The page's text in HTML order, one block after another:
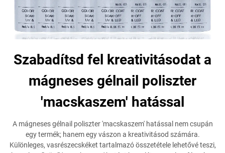
Szabadítsd fel kreativitásodat a
mágneses gélnail poliszter
'macskaszem' hatással
A mágneses gélnail poliszter 'macskaszem' hatással nem csupán
egy termék; hanem egy vászon a kreativitásod számára.
Különleges, vasrészecskéket tartalmazó összetétele lehetővé teszi,